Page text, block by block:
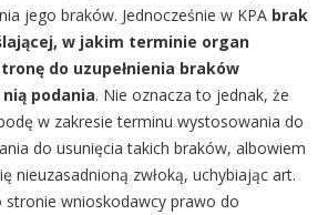
jego braków. Jednocześnie w KPA brak
w jakim terminie organ
do uzupełnienia braków
podania. Nie oznacza to jednak, że
w zakresie terminu wystosowania do
do usunięcia takich braków, albowiem
nieuzasadnioną zwłoką, uchybiając art.
stronie wnioskodawcy prawo do